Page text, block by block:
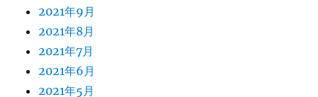
2021年9月
2021年8月
2021年7月
2021年6月
2021年5月